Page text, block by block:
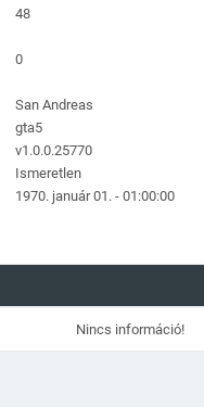
48
0
San Andreas
gta5
v1.0.0.25770
Ismeretlen
1970. január 01. - 01:00:00
Nincs információ!